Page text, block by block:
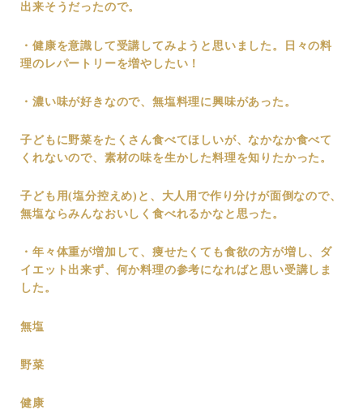
出来そうだったので。
・健康を意識して受講してみようと思いました。日々の料
理のレパートリーを増やしたい！
・濃い味が好きなので、無塩料理に興味があった。
子どもに野菜をたくさん食べてほしいが、なかなか食べて
くれないので、素材の味を生かした料理を知りたかった。
子ども用(塩分控えめ)と、大人用で作り分けが面倒なので、
無塩ならみんなおいしく食べれるかなと思った。
・年々体重が増加して、痩せたくても食欲の方が増し、ダ
イエット出来ず、何か料理の参考になればと思い受講しま
した。
無塩
野菜
健康